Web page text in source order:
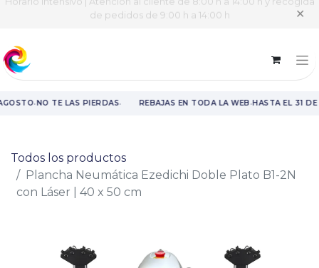
Horario intensivo | Atención al cliente de 8:00 h a 14:00 h y recogida
de pedidos de 9:00 h a 14:00 h ✕
·NO TE LAS PIERDAS· REBAJAS EN TODA LA WEB·HASTA EL 31 DE
Todos los productos
Plancha Neumática Ezedichi Doble Plato B1-2N
con Láser | 40 x 50 cm